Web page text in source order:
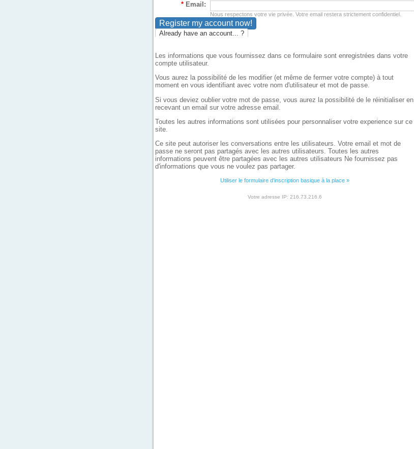
* Email:
Nous respectons votre vie privée. Votre email restera strictement confidentiel.
Already have an account... ?
Les informations que vous fournissez dans ce formulaire sont enregistrées dans votre
compte utilisateur.
Vous aurez la possibilité de les modifier (et même de fermer votre compte) à tout
moment en vous identifiant avec votre nom d'utilisateur et mot de passe.
Si vous deviez oublier votre mot de passe, vous aurez la possibilité de le réinitialiser en
recevant un email sur votre adresse email.
Toutes les autres informations sont utilisées pour personnaliser votre experience sur ce
site.
Ce site peut autoriser les conversations entre les utilisateurs. Votre email et mot de
passe ne seront pas partagés avec les autres utilisateurs. Toutes les autres
informations peuvent être partagées avec les autres utilisateurs Ne fournissez pas
d'informations que vous ne voulez pas partager.
Utiliser le formulaire d'inscription basique à la place »
Votre adresse IP: 216.73.216.6